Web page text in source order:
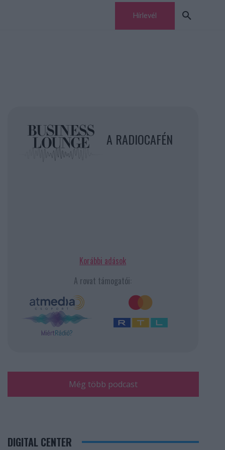
Hírlevél
A RADIOCAFÉN
Korábbi adások
A rovat támogatói:
Még több podcast
DIGITAL CENTER